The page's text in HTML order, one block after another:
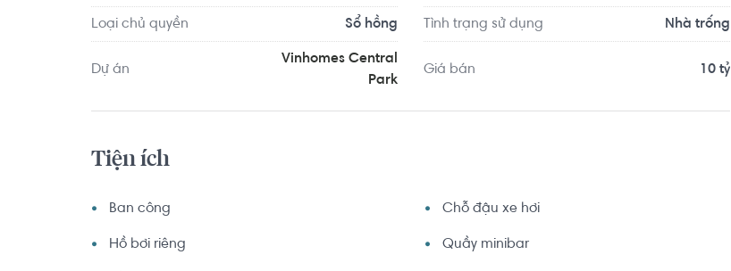
đầy đủ các tiện ích về y tế, giáo dục và giải trí.
Loại chủ quyền Sổ hồng Tình trạng sử dụng Nhà trống
Dự án
Vinhomes Central
Park
Giá bán 10 tỷ
Tiện ích
Ban công Chỗ đậu xe hơi
Hồ bơi riêng Quầy minibar